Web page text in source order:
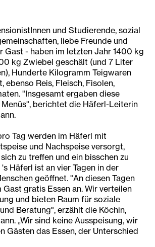
und Studierende, sozial
liebe Freunde und
Gast - haben im letzten Jahr 1400 kg
kg Zwiebel geschält (und 7 Liter
Hunderte Kilogramm Teigwaren
ebenso Reis, Fleisch, Fisolen,
"Insgesamt ergaben diese
berichtet die Häferl-Leiterin
Tag werden im Häferl mit
und Nachspeise versorgt,
zu treffen und ein bisschen zu
's Häferl ist an vier Tagen in der
geöffnet. "An diesen Tagen
gratis Essen an. Wir verteilen
und bieten Raum für soziale
Beratung", erzählt die Köchin,
„Wir sind keine Ausspeisung, wir
Gästen das Essen, der Unterschied